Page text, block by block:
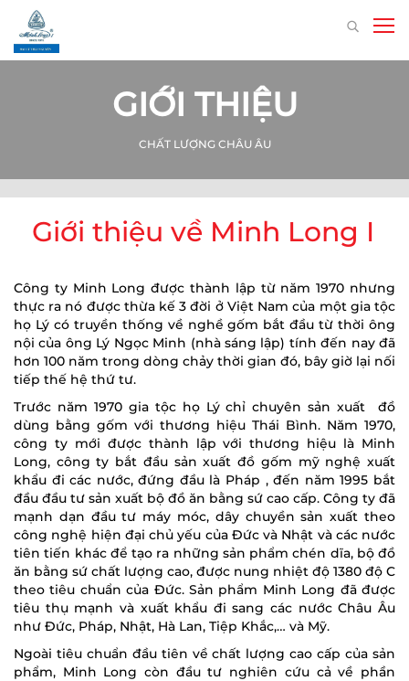
GIỚI THIỆU
CHẤT LƯỢNG CHÂU ÂU
Giới thiệu về Minh Long I
Công ty Minh Long được thành lập từ năm 1970 nhưng
thực ra nó được thừa kế 3 đời ở Việt Nam của một gia tộc
họ Lý có truyền thống về nghề gốm bắt đầu từ thời ông
nội của ông Lý Ngọc Minh (nhà sáng lập) tính đến nay đã
hơn 100 năm trong dòng chảy thời gian đó, bây giờ lại nối
tiếp thế hệ thứ tư.
Trước năm 1970 gia tộc họ Lý chỉ chuyên sản xuất đồ
dùng bằng gốm với thương hiệu Thái Bình. Năm 1970,
công ty mới được thành lập với thương hiệu là Minh
Long, công ty bắt đầu sản xuất đồ gốm mỹ nghệ xuất
khẩu đi các nước, đứng đầu là Pháp , đến năm 1995 bắt
đầu đầu tư sản xuất bộ đồ ăn bằng sứ cao cấp. Công ty đã
mạnh dạn đầu tư máy móc, dây chuyền sản xuất theo
công nghệ hiện đại chủ yếu của Đức và Nhật và các nước
tiên tiến khác để tạo ra những sản phẩm chén dĩa, bộ đồ
ăn bằng sứ chất lượng cao, được nung nhiệt độ 1380 độ C
theo tiêu chuẩn của Đức. Sản phẩm Minh Long đã được
tiêu thụ mạnh và xuất khẩu đi sang các nước Châu Âu
như Đức, Pháp, Nhật, Hà Lan, Tiệp Khắc,… và Mỹ.
Ngoài tiêu chuẩn đầu tiên về chất lượng cao cấp của sản
phẩm, Minh Long còn đầu tư nghiên cứu cả về phần